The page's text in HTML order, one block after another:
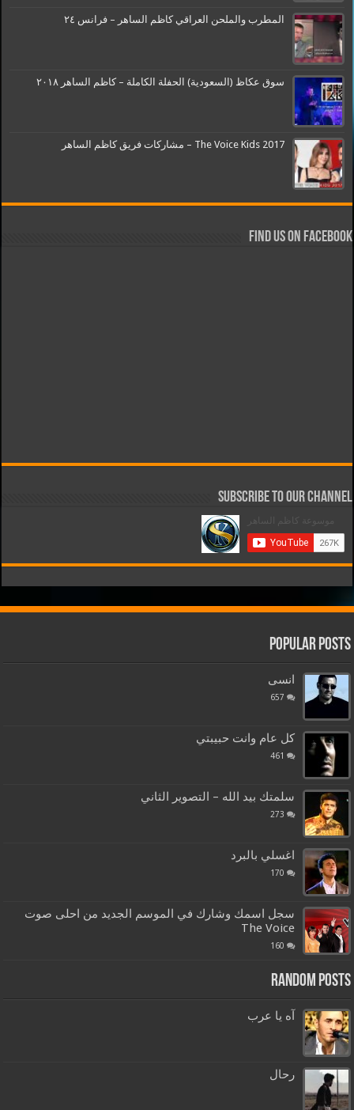
المطرب والملحن العراقي كاظم الساهر – فرانس ٢٤
سوق عكاظ (السعودية) الحفلة الكاملة – كاظم الساهر ٢٠١٨
The Voice Kids 2017 – مشاركات فريق كاظم الساهر
Find us on Facebook
Subscribe to our Channel
Popular Posts
انسى
657
كل عام وانت حبيبتي
461
سلمتك بيد الله – التصوير الثاني
273
اغسلي بالبرد
170
سجل اسمك وشارك في الموسم الجديد من احلى صوت
The Voice
160
Random Posts
آه يا عرب
رحال